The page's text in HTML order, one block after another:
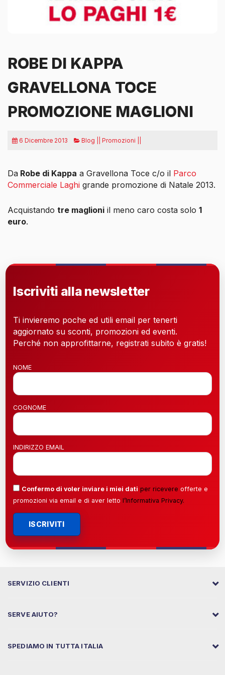
ROBE DI KAPPA
GRAVELLONA TOCE
PROMOZIONE MAGLIONI
6 Dicembre 2013 Blog || Promozioni ||
Da Robe di Kappa a Gravellona Toce c/o il Parco
Commerciale Laghi grande promozione di Natale 2013.
Acquistando tre maglioni il meno caro costa solo 1
euro.
Iscriviti alla newsletter
Ti invieremo poche ed utili email per tenerti
aggiornato su sconti, promozioni ed eventi.
Perché non approfittarne, registrati subito è gratis!
NOME
COGNOME
INDIRIZZO EMAIL
Confermo di voler inviare i miei dati per ricevere offerte e
promozioni via email e di aver letto l’Informativa Privacy.
ISCRIVITI
SERVIZIO CLIENTI
SERVE AIUTO?
SPEDIAMO IN TUTTA ITALIA